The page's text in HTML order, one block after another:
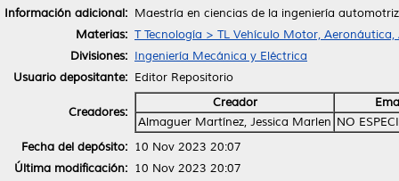
Información adicional: Maestría en ciencias de la ingeniería automotriz
Materias: T Tecnología > TL Vehículo Motor,
Divisiones: Ingeniería Mecánica y Eléctrica
Usuario depositante: Editor Repositorio
Creadores:
Creador
Almaguer Martínez, Jessica Marlen NO
Fecha del depósito: 10 Nov 2023 20:07
Última modificación: 10 Nov 2023 20:07